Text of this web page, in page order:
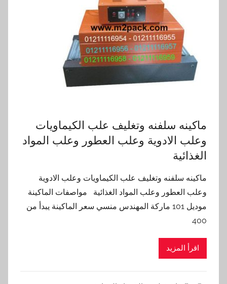
ماكينه سلفنه وتغليف علب الكيماويات
وعلب الادوية وعلب العطور وعلب المواد
الغذائية
ماكينه سلفنه وتغليف علب الكيماويات وعلب الادوية
وعلب العطور وعلب المواد الغذائية مواصفات الماكينة
موديل 101 ماركة المهندس منسي سعر الماكينة يبدأ من
400
اقرأ المزيد